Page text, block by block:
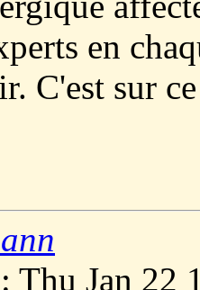
en
C'est sur
Thu Jan 22